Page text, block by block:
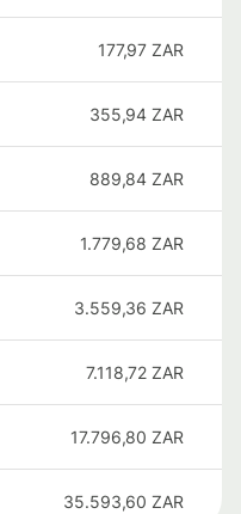
177,97 ZAR
355,94 ZAR
889,84 ZAR
1.779,68 ZAR
3.559,36 ZAR
7.118,72 ZAR
17.796,80 ZAR
35.593,60 ZAR